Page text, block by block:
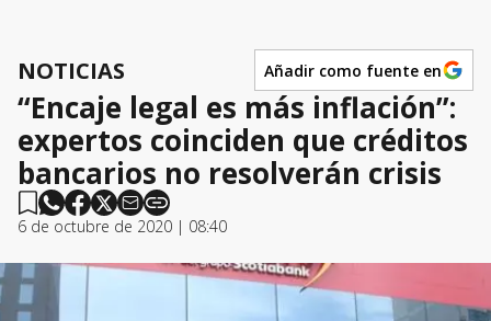
NOTICIAS Añadir como fuente en
“Encaje legal es más inflación”:
expertos coinciden que créditos
bancarios no resolverán crisis
6 de octubre de 2020 | 08:40